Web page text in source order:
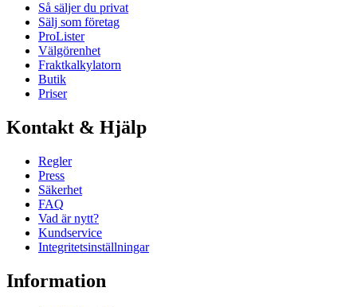
Så säljer du privat
Sälj som företag
ProLister
Välgörenhet
Fraktkalkylatorn
Butik
Priser
Kontakt & Hjälp
Regler
Press
Säkerhet
FAQ
Vad är nytt?
Kundservice
Integritetsinställningar
Information